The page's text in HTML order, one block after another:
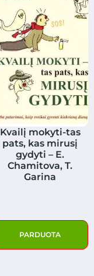
Kvailį mokyti-tas
pats, kas mirusį
gydyti – E.
Chamitova, T.
Garina
PARDUOTA